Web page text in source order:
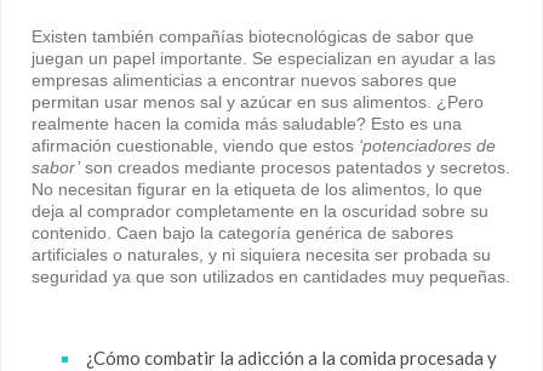
Existen también compañías biotecnológicas de sabor que
juegan un papel importante. Se especializan en ayudar a las
empresas alimenticias a encontrar nuevos sabores que
permitan usar menos sal y azúcar en sus alimentos. ¿Pero
realmente hacen la comida más saludable? Esto es una
afirmación cuestionable, viendo que estos ‘potenciadores de
sabor’son creados mediante procesos patentados y secretos.
No necesitan figurar en la etiqueta de los alimentos, lo que
deja al comprador completamente en la oscuridad sobre su
contenido. Caen bajo la categoría genérica de sabores
artificiales o naturales, y ni siquiera necesita ser probada su
seguridad ya que son utilizados en cantidades muy pequeñas.
¿Cómo combatir la adicción a la comida procesada y